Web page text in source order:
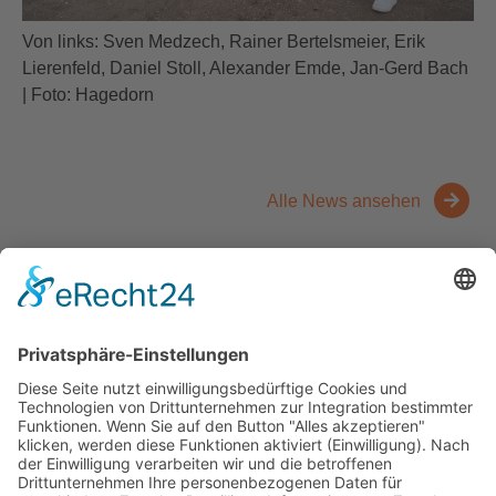
Von links: Sven Medzech, Rainer Bertelsmeier, Erik
Lierenfeld, Daniel Stoll, Alexander Emde, Jan-Gerd Bach
| Foto: Hagedorn
Alle News ansehen